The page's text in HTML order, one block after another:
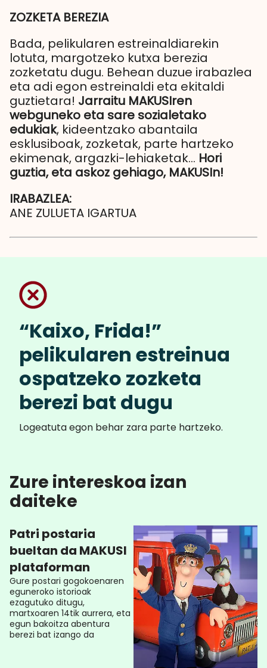
ZOZKETA BEREZIA
Bada, pelikularen estreinaldiarekin
lotuta, margotzeko kutxa berezia
zozketatu dugu. Behean duzue irabazlea
eta adi egon estreinaldi eta ekitaldi
guztietara! Jarraitu MAKUSIren
webguneko eta sare sozialetako
edukiak, kideentzako abantaila
esklusiboak, zozketak, parte hartzeko
ekimenak, argazki-lehiaketak... Hori
guztia, eta askoz gehiago, MAKUSIn!
IRABAZLEA:
ANE ZULUETA IGARTUA
“Kaixo, Frida!”
pelikularen estreinua
ospatzeko zozketa
berezi bat dugu
Logeatuta egon behar zara parte hartzeko.
Zure intereskoa izan
daiteke
Patri postaria
bueltan da MAKUSI
plataforman
Gure postari gogokoenaren
eguneroko istorioak
ezagutuko ditugu,
martxoaren 14tik aurrera, eta
egun bakoitza abentura
berezi bat izango da